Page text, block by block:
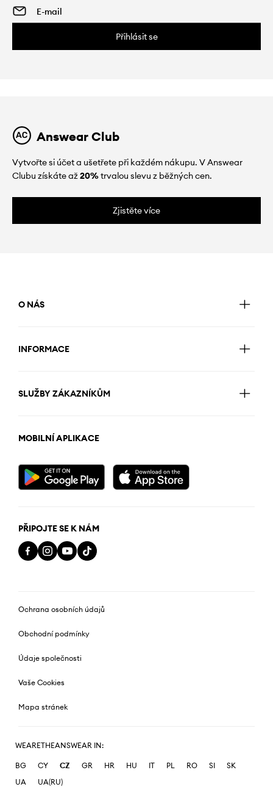
Přihlásit se
Answear Club
Vytvořte si účet a ušetřete při každém nákupu. V Answear
Clubu získáte až20%trvalou slevu z běžných cen.
Zjistěte více
O NÁS
INFORMACE
SLUŽBY ZÁKAZNÍKŮM
MOBILNÍ APLIKACE
PŘIPOJTE SE K NÁM
Ochrana osobních údajů
Obchodní podmínky
Údaje společnosti
Vaše Cookies
Mapa stránek
WEARETHEANSWEAR IN:
BG CY CZ GR HR HU IT PL RO SI
SK
UA
UA(RU)